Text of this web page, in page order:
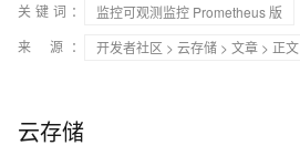
关键词：
监控可观测监控 Prometheus 版
来 源：
开发者社区 > 云存储 > 文章 > 正文
云存储